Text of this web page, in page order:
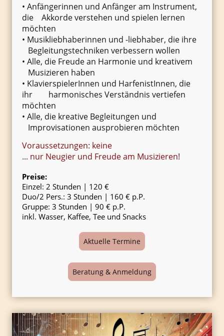
• Anfängerinnen und Anfänger am Instrument,
die Akkorde verstehen und spielen lernen
möchten
• Musikliebhaberinnen und -liebhaber, die ihre
Begleitungstechniken verbessern wollen
• Alle, die Freude an Harmonie und kreativem
Musizieren haben
• KlavierspielerInnen und HarfenistInnen, die
ihr harmonisches Verständnis vertiefen
möchten
• Alle, die kreative Begleitungen und
Improvisationen ausprobieren möchten
Voraussetzungen: keine
... nur Neugier und Freude am Musizieren!
Preise:
Einzel: 2 Stunden | 120 €
Duo/2 Pers.: 3 Stunden | 160 € p.P.
Gruppe: 3 Stunden | 90 € p.P.
inkl. Wasser, Kaffee, Tee und Snacks
Aktuelle Termine
Beratung & Anmeldung